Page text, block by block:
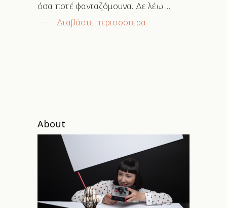
όσα ποτέ φανταζόμουνα. Δε λέω
Διαβάστε περισσότερα
About